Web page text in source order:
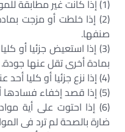
(1) إذا كانت غير مطابقة للمواصفات المقررة.
(2) إذا خلطت أو مزجت
صنفها.
(3) إذا استعيض جزئيا أو
بمادة أخرى تقل عنها جودة.
(4) إذا نزع جزئيا أو كليا أحد عناصرها.
(5) إذا قصد إخفاء فسادها أو تلفها بأى طريقة كانت.
(6) إذا احتوت على أية
ضارة بالصحة لم ترد فى